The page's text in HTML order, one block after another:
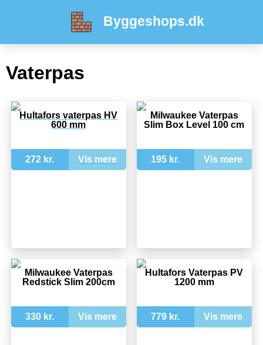
Byggeshops.dk
Vaterpas
Hultafors vaterpas HV
600 mm
272 kr. Vis mere
Milwaukee Vaterpas
Slim Box Level 100 cm
195 kr. Vis mere
Milwaukee Vaterpas
Redstick Slim 200cm
330 kr. Vis mere
Hultafors Vaterpas PV
1200 mm
779 kr. Vis mere